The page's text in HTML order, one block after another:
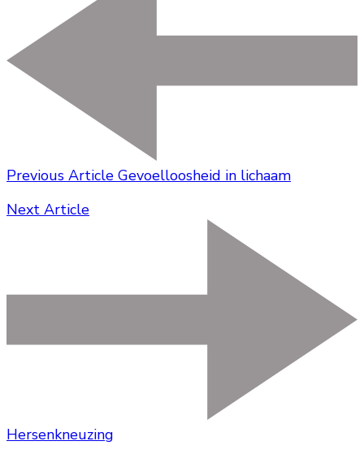
Previous Article Gevoelloosheid in lichaam
Next Article
Hersenkneuzing